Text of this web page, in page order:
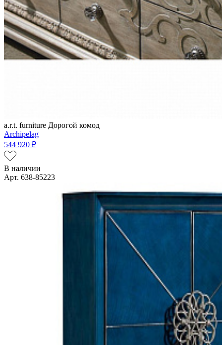
a.r.t. furniture Дорогой комод
Archipelag
544 920 ₽
В наличии
Арт. 638-85223